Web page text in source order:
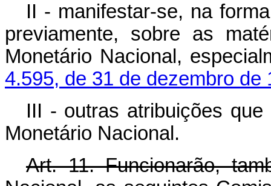
II - manifestar-se, na
previamente, sobre as
Monetário Nacional,
4.595, de 31 de dezembro de
III - outras atribuições
Monetário Nacional.
Art. 11. Funcionarão,